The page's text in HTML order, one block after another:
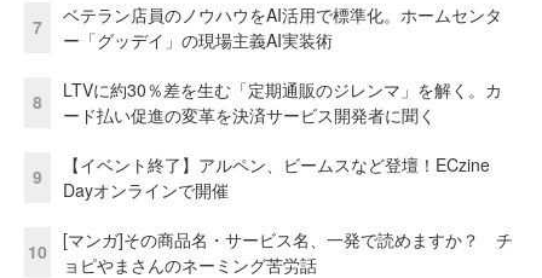
7
ベテラン店員のノウハウをAI活用で標準化。ホームセンタ
ー「グッデイ」の現場主義AI実装術
8
LTVに約30％差を生む「定期通販のジレンマ」を解く。カ
ード払い促進の変革を決済サービス開発者に聞く
9
【イベント終了】アルペン、ビームスなど登壇！ECzine
Dayオンラインで開催
10
[マンガ]その商品名・サービス名、一発で読めますか？ チ
ョピやまさんのネーミング苦労話